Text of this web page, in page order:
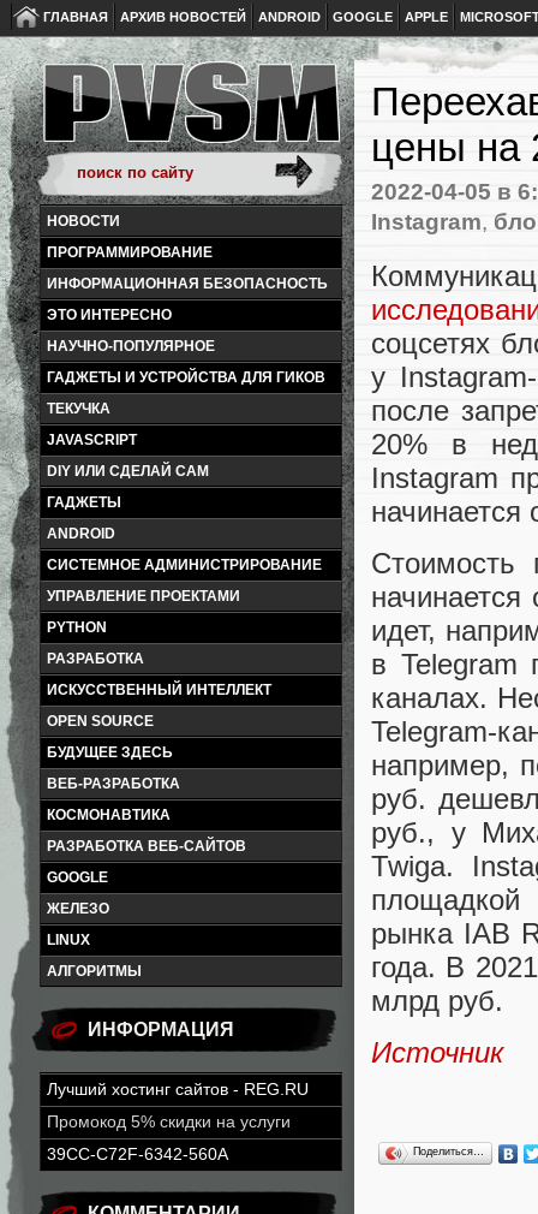
ГЛАВНАЯ АРХИВ НОВОСТЕЙ ANDROID GOOGLE APPLE
НОВОСТИ
ПРОГРАММИРОВАНИЕ
ИНФОРМАЦИОННАЯ БЕЗОПАСНОСТЬ
ЭТО ИНТЕРЕСНО
НАУЧНО-ПОПУЛЯРНОЕ
ГАДЖЕТЫ И УСТРОЙСТВА ДЛЯ ГИКОВ
ТЕКУЧКА
JAVASCRIPT
DIY ИЛИ СДЕЛАЙ САМ
ГАДЖЕТЫ
ANDROID
СИСТЕМНОЕ АДМИНИСТРИРОВАНИЕ
УПРАВЛЕНИЕ ПРОЕКТАМИ
PYTHON
РАЗРАБОТКА
ИСКУССТВЕННЫЙ ИНТЕЛЛЕКТ
OPEN SOURCE
БУДУЩЕЕ ЗДЕСЬ
ВЕБ-РАЗРАБОТКА
КОСМОНАВТИКА
РАЗРАБОТКА ВЕБ-САЙТОВ
GOOGLE
ЖЕЛЕЗО
LINUX
АЛГОРИТМЫ
ИНФОРМАЦИЯ
Лучший хостинг сайтов - REG.RU
Промокод 5% скидки на услуги
39CC-C72F-6342-560A
цены на
2022-04-05 в
Instagram,
соцсетях
у
после
20% в
Instagram
Стоимость
идет,
в Telegram
каналах.
Telegram-
например,
руб.
руб., у
Twiga.
площадкой
рынка IAB
года. В
млрд руб.
Источник
Поделиться…